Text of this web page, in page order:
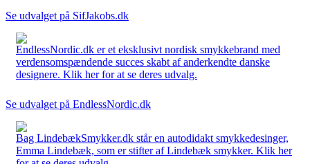
Se udvalget på SifJakobs.dk
EndlessNordic.dk er et eksklusivt nordisk smykkebrand med
verdensomspændende succes skabt af anderkendte danske
designere. Klik her for at se deres udvalg.
Se udvalget på EndlessNordic.dk
Bag LindebækSmykker.dk står en autodidakt smykkedesinger,
Emma Lindebæk, som er stifter af Lindebæk smykker. Klik her